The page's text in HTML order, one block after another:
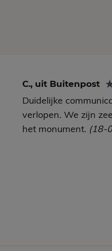
C., uit Buitenpost
Duidelijke
verlopen. We zijn
het monument. (18-